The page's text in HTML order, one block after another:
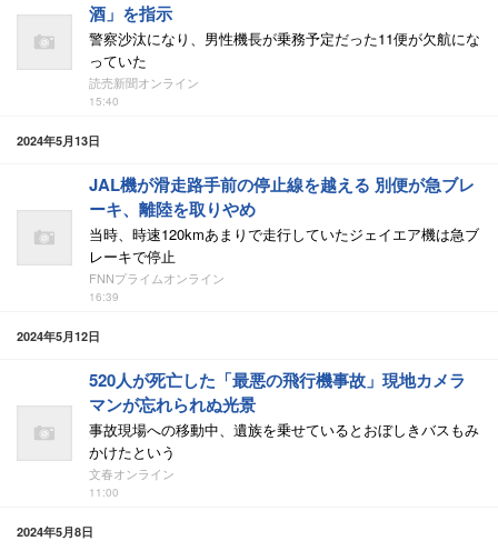
酒」を指示
警察沙汰になり、男性機長が乗務予定だった11便が欠航にな
っていた
読売新聞オンライン
15:40
2024年5月13日
JAL機が滑走路手前の停止線を越える 別便が急ブレ
ーキ、離陸を取りやめ
当時、時速120kmあまりで走行していたジェイエア機は急ブ
レーキで停止
FNNプライムオンライン
16:39
2024年5月12日
520人が死亡した「最悪の飛行機事故」現地カメラ
マンが忘れられぬ光景
事故現場への移動中、遺族を乗せているとおぼしきバスもみ
かけたという
文春オンライン
11:00
2024年5月8日